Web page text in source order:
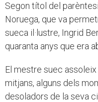
Segon títol del
Noruega, que va
sueca il·lustre, Ingrid
quaranta anys que era
El mestre suec
mitjans, alguns dels
desoladors de la seva